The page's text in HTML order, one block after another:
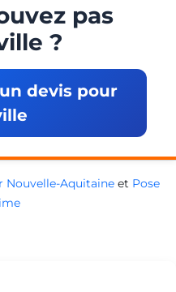
pas
?
devis pour
Nouvelle-Aquitaine et Pose